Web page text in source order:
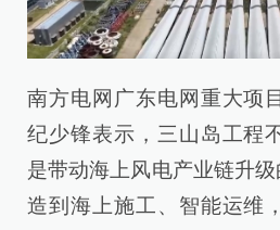
南方电网广东电网重大项
纪少锋表示，三山岛工程
是带动海上风电产业链升级
造到海上施工、智能运维